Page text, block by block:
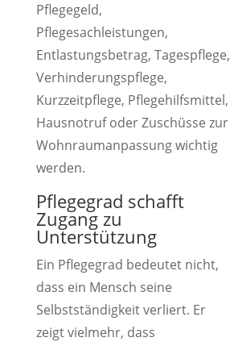
Pflegegeld,
Pflegesachleistungen,
Entlastungsbetrag, Tagespflege,
Verhinderungspflege,
Kurzzeitpflege, Pflegehilfsmittel,
Hausnotruf oder Zuschüsse zur
Wohnraumanpassung wichtig
werden.
Pflegegrad schafft
Zugang zu
Unterstützung
Ein Pflegegrad bedeutet nicht,
dass ein Mensch seine
Selbstständigkeit verliert. Er
zeigt vielmehr, dass